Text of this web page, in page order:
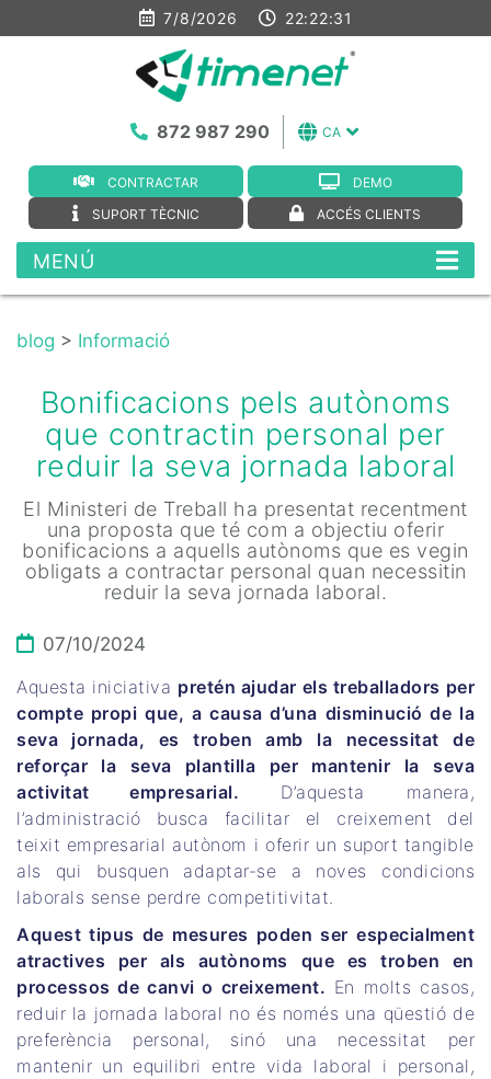
7/8/2026 22:22:32
CONTRACTAR
DEMO
SUPORT TÈCNIC
ACCÉS CLIENTS
CA
872 987 290
MENÚ
blog > Informació
Bonificacions pels autònoms
que contractin personal per
reduir la seva jornada laboral
El Ministeri de Treball ha presentat recentment
una proposta que té com a objectiu oferir
bonificacions a aquells autònoms que es vegin
obligats a contractar personal quan necessitin
reduir la seva jornada laboral.
07/10/2024
Aquesta iniciativa pretén ajudar els treballadors per
compte propi que, a causa d’una disminució de la
seva jornada, es troben amb la necessitat de
reforçar la seva plantilla per mantenir la seva
activitat empresarial. D’aquesta manera,
l’administració busca facilitar el creixement del
teixit empresarial autònom i oferir un suport tangible
als qui busquen adaptar-se a noves condicions
laborals sense perdre competitivitat.
Aquest tipus de mesures poden ser especialment
atractives per als autònoms que es troben en
processos de canvi o creixement. En molts casos,
reduir la jornada laboral no és només una qüestió de
preferència personal, sinó una necessitat per
mantenir un equilibri entre vida laboral i personal,